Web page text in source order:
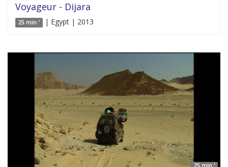
Voyageur - Dijara
25 min ' | Egypt | 2013